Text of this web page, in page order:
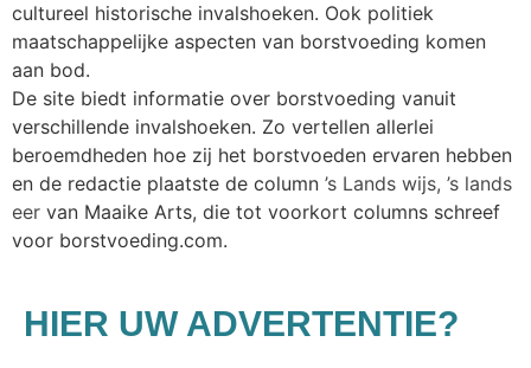
cultureel historische invalshoeken. Ook politiek
maatschappelijke aspecten van borstvoeding komen
aan bod.
De site biedt informatie over borstvoeding vanuit
verschillende invalshoeken. Zo vertellen allerlei
beroemdheden hoe zij het borstvoeden ervaren hebben
en de redactie plaatste de column ’s Lands wijs, ’s lands
eer van Maaike Arts, die tot voorkort columns schreef
voor borstvoeding.com.
HIER UW ADVERTENTIE?